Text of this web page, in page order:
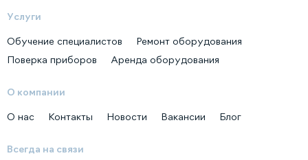
Услуги
Обучение специалистов
Ремонт оборудования
Поверка приборов
Аренда оборудования
О компании
О нас Контакты Новости Вакансии Блог
Всегда на связи